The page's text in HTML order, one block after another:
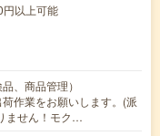
以上可能
、商品管理）
作業をお願いします。(派
ません！モク…